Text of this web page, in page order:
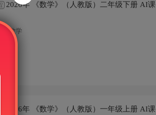
2026年 《数学》（人教版）二年级下册 AI课
学数学
2026年 《数学》（人教版）一年级上册 AI课